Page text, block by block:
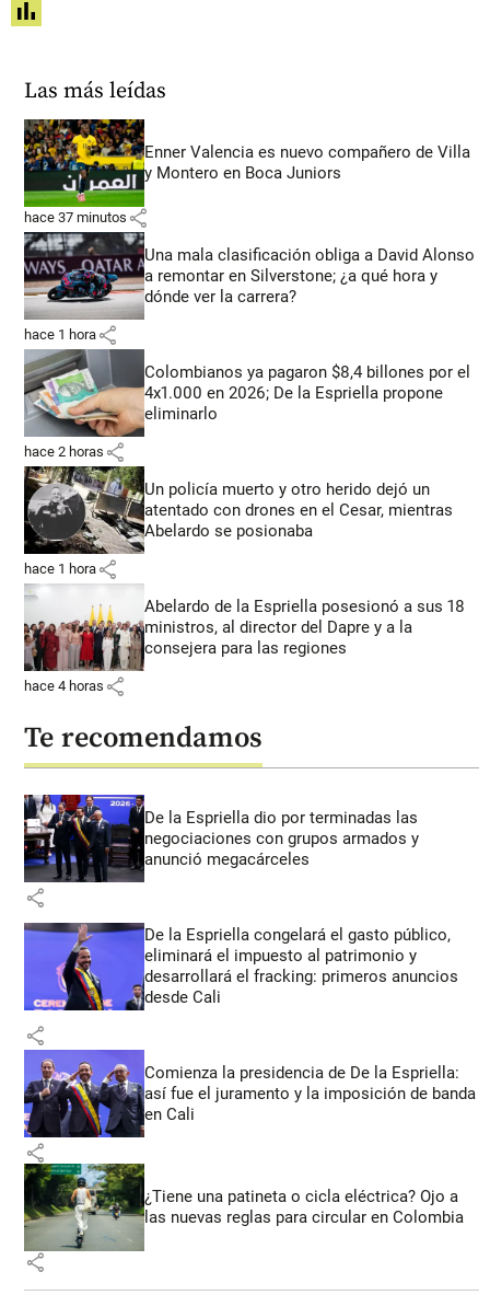
share
Las más leídas
Enner Valencia es nuevo compañero de Villa
y Montero en Boca Juniors
hace 37 minutos share
Una mala clasificación obliga a David Alonso
a remontar en Silverstone; ¿a qué hora y
dónde ver la carrera?
hace 1 hora share
Colombianos ya pagaron $8,4 billones por el
4x1.000 en 2026; De la Espriella propone
eliminarlo
hace 2 horas share
Un policía muerto y otro herido dejó un
atentado con drones en el Cesar, mientras
Abelardo se posionaba
hace 1 hora share
Abelardo de la Espriella posesionó a sus 18
ministros, al director del Dapre y a la
consejera para las regiones
hace 4 horas share
Te recomendamos
De la Espriella dio por terminadas las
negociaciones con grupos armados y
anunció megacárceles
share
De la Espriella congelará el gasto público,
eliminará el impuesto al patrimonio y
desarrollará el fracking: primeros anuncios
desde Cali
share
Comienza la presidencia de De la Espriella:
así fue el juramento y la imposición de banda
en Cali
share
¿Tiene una patineta o cicla eléctrica? Ojo a
las nuevas reglas para circular en Colombia
share